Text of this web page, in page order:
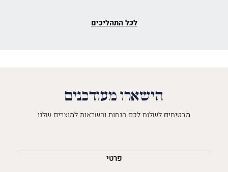
לכל התהליכים
הישארו מעודכנים
מבטיחים לשלוח לכם הנחות והשראות למוצרים שלנו
פרטי